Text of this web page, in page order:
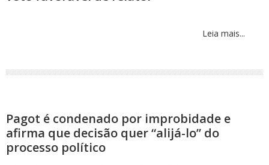
Leia mais...
Pagot é condenado por improbidade e
afirma que decisão quer “alijá-lo” do
processo político